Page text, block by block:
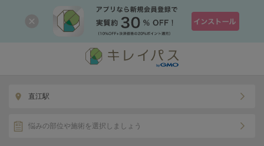
直江駅
悩みの部位や施術を選択しましょう